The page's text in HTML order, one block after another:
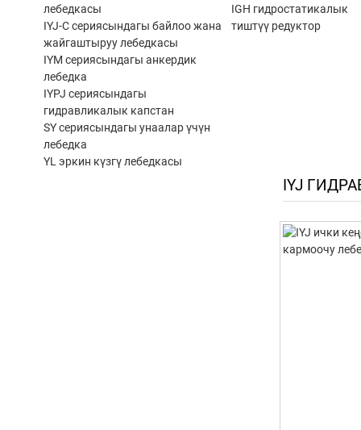
лебедкасы
IYJ-C сериясындагы байлоо жана
жайгаштыруу лебедкасы
IYM сериясындагы анкердик
лебедка
IYPJ сериясындагы
гидравликалык капстан
SY сериясындагы унаалар үчүн
лебедка
YL эркин күзгү лебедкасы
IGH гидростатикалык
тиштүү редуктор
IYJ